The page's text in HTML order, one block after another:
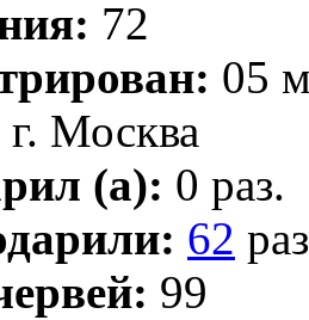
72
05
г. Москва
(а): 0 раз.
62
99